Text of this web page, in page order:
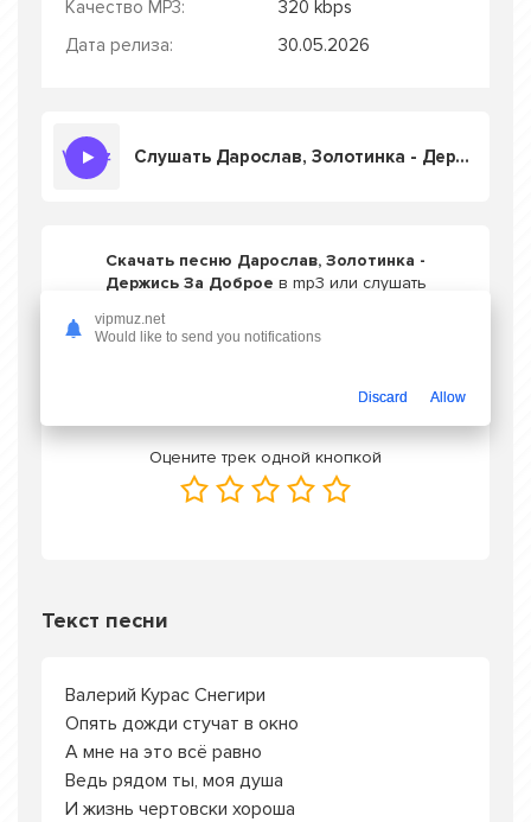
Качество MP3:
320 kbps
Дата релиза:
30.05.2026
Слушать Дарослав, Золотинка - Держись За Доброе
Скачать песню Дарослав, Золотинка -
Держись За Доброе в mp3 или слушать
Оцените трек одной кнопкой
Текст песни
Валерий Курас Снегири
Опять дожди стучат в окно
А мне на это всё равно
Ведь рядом ты, моя душа
И жизнь чертовски хороша
vipmuz.net
Would like to send you notifications
Discard Allow